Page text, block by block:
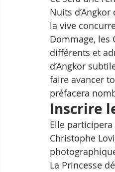
Nuits
la vive
Dommage, les
différents et
d’Angkor
faire avancer
préfacera
Inscrire
Elle
Christophe
La Princesse